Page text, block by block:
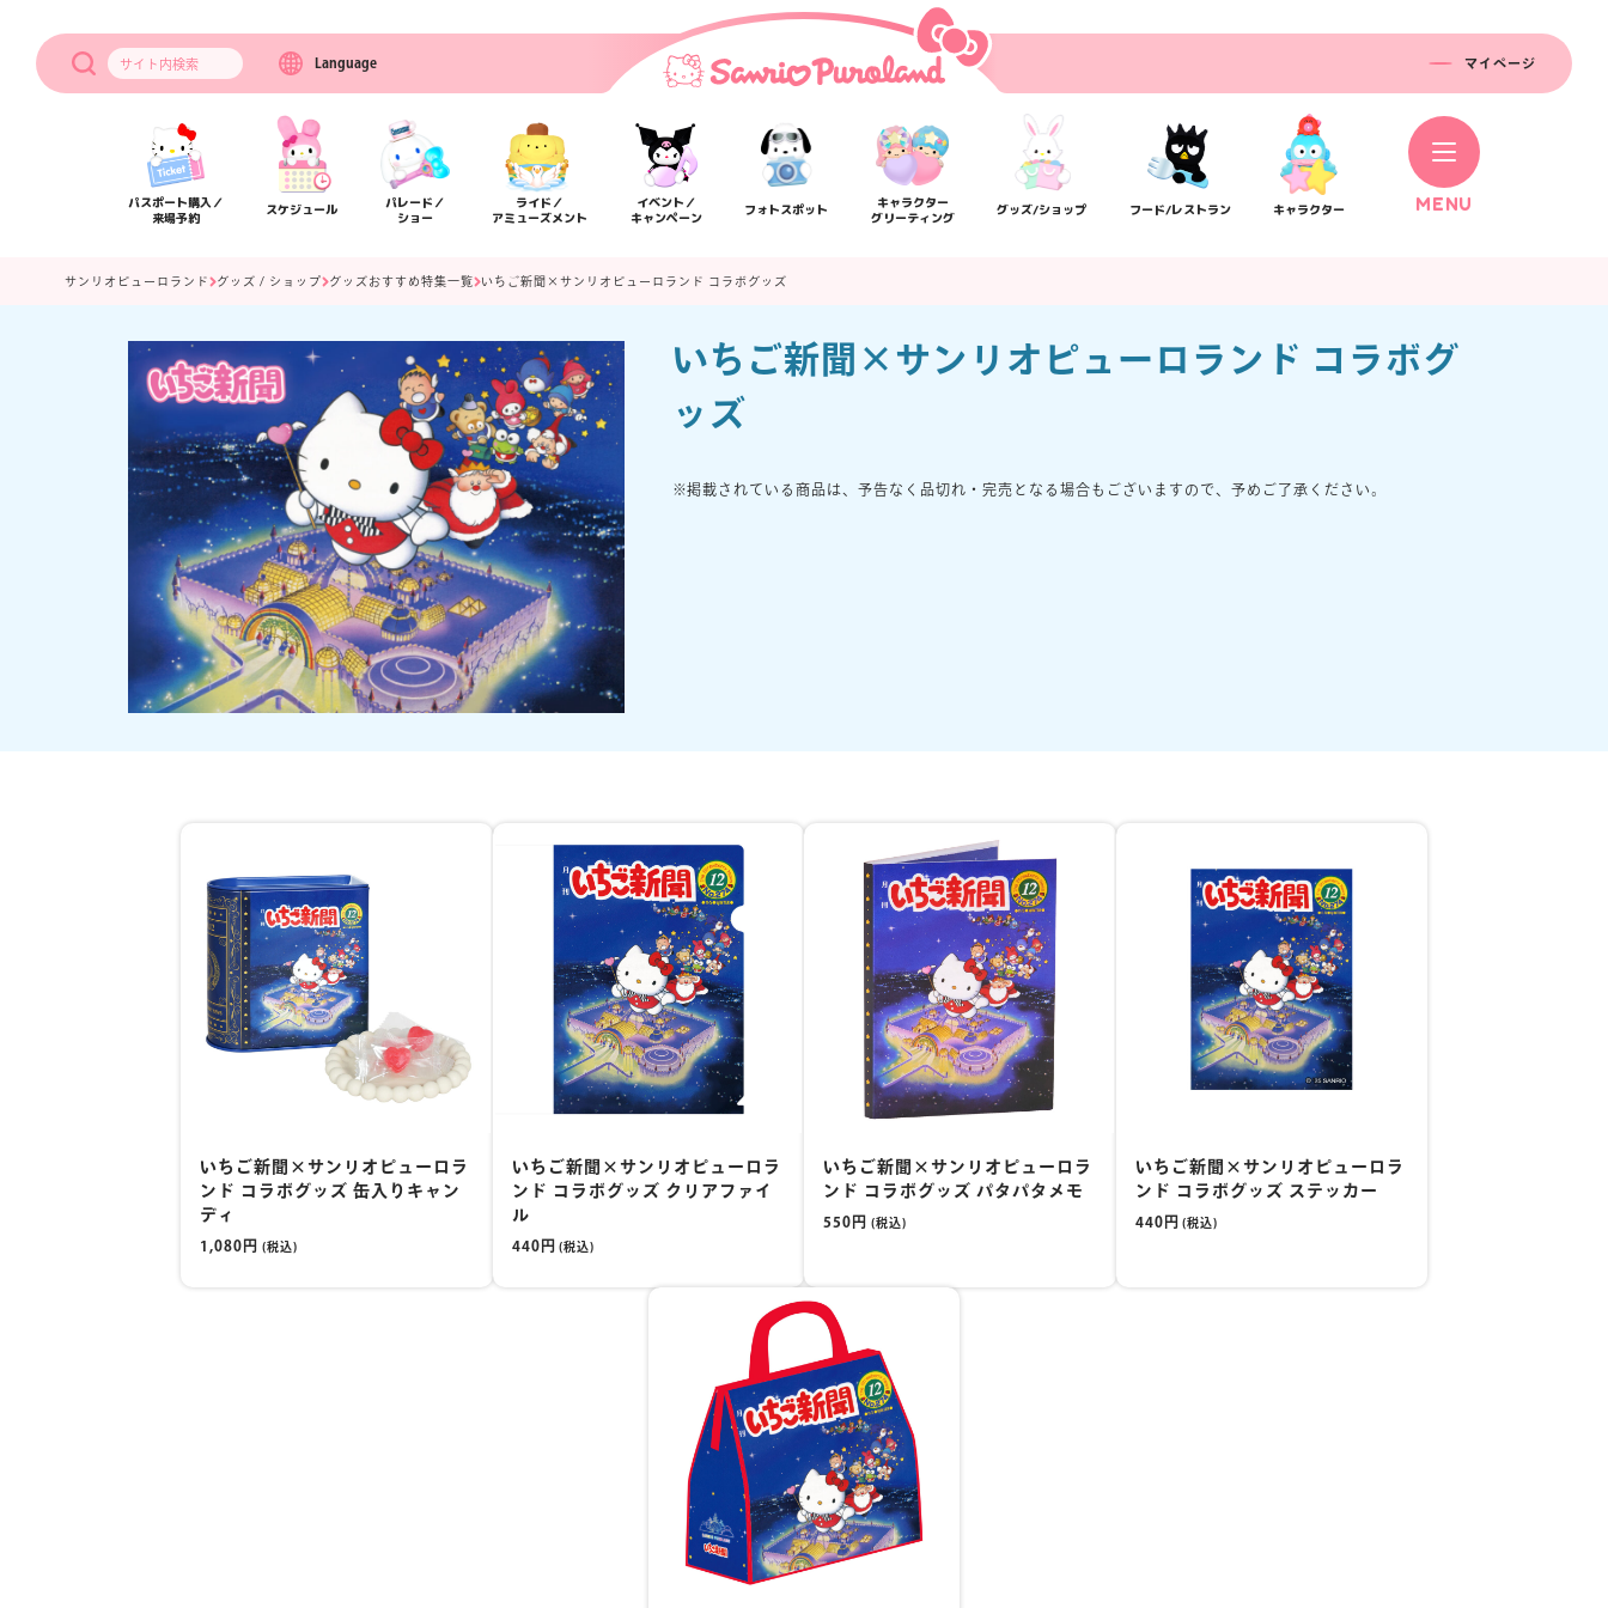
サイト内検索 Language マイページ
MENU
パスポート購入／
来場予約
スケジュール
パレード／
ショー
ライド／
アミューズメント
イベント／
キャンペーン
フォトスポット
キャラクター
グリーティング
グッズ/ショップ フード/レストラン キャラクター
アクセス フロアマップ 楽しみ方 サービスガイド よくあるご質問 ニュース 公式SNS／アプリ
コラボレーション
サンリオピューロランド グッズ / ショップ グッズおすすめ特集一覧 いちご新聞×サンリオピューロランド コラボグッズ
いちご新聞×サンリオピューロランド コラボグ
ッズ
掲載されている商品は、予告なく品切れ・完売となる場合もございますので、予めご了承ください。
いちご新聞×サンリオピューロラ
ンド コラボグッズ 缶入りキャン
ディ
1,080円 (税込)
いちご新聞×サンリオピューロラ
ンド コラボグッズ クリアファイ
ル
440円 (税込)
いちご新聞×サンリオピューロラ
ンド コラボグッズ パタパタメモ
550円 (税込)
いちご新聞×サンリオピューロラ
ンド コラボグッズ ステッカー
440円 (税込)